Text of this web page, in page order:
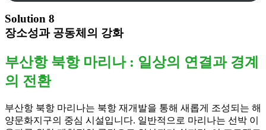
Solution 8
장소성과 공동체의 강화
부산항 북항 마리나 : 일상의 연결과 경계
의 전환
부산항 북항 마리나는 북항 재개발을 통해 새롭게 조성되는 해
양문화지구의 중심 시설입니다. 일반적으로 마리나는 선박 이